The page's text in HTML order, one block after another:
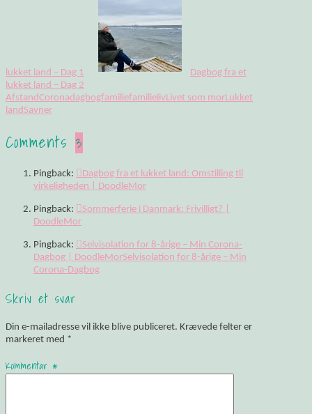
lukket land – Dag 1
Dagbog fra et
lukket land – Dag 2
AfstandCoronadagbogfamiliefamilielivLivet som morLukket
land Savner
Comments 3
Pingback:
Dagbog fra et lukket land: Omstilling til
virkeligheden | DoodleMor
Pingback:
Sommerferie i Danmark: Frivilligt? |
DoodleMor
Pingback:
Selvisolation for 8-årige – Min Corona-
Dagbog | DoodleMorSelvisolation for 8-årige – Min
Corona-Dagbog
Skriv et svar
Din e-mailadresse vil ikke blive publiceret. Krævede felter er
markeret med *
Kommentar *